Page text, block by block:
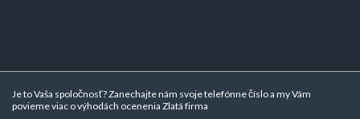
Je to Vaša spoločnosť? Zanechajte nám svoje telefónne číslo a my Vám
povieme viac ovýhodách ocenenia Zlatá firma